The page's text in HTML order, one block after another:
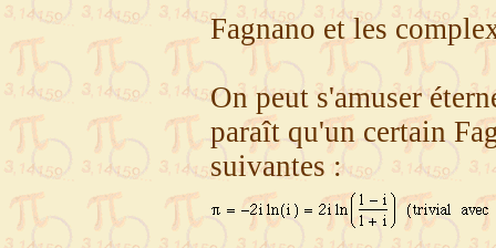
Fagnano et les
On peut s'amuser
paraît qu'un certain
suivantes :